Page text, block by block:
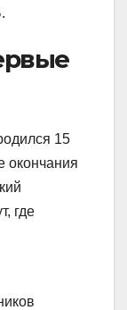
15
окончания
где